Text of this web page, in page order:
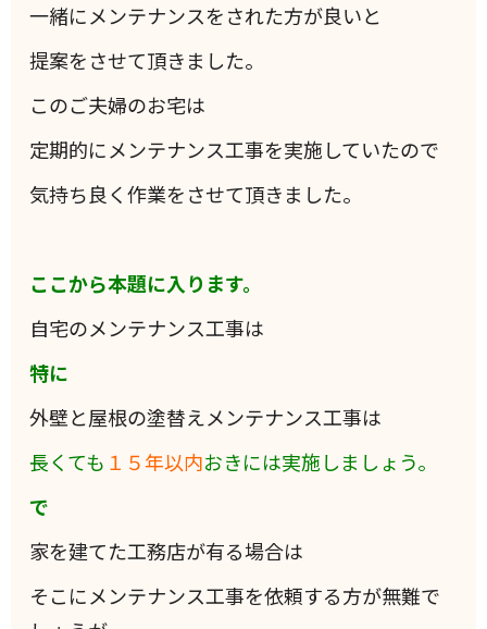
一緒にメンテナンスをされた方が良いと
提案をさせて頂きました。
このご夫婦のお宅は
定期的にメンテナンス工事を実施していたので
気持ち良く作業をさせて頂きました。
ここから本題に入ります。
自宅のメンテナンス工事は
特に
外壁と屋根の塗替えメンテナンス工事は
長くても １５年以内おきには実施しましょう。
で
家を建てた工務店が有る場合は
そこにメンテナンス工事を依頼する方が無難で